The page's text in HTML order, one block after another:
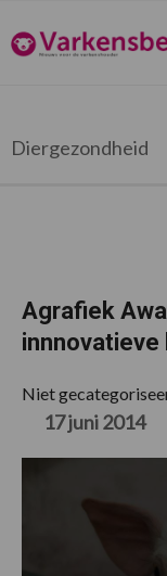
de
hoofdnavigatie
de
hoofd
de
eerste
de
voettekst
Varkensbedrijf.nl
Diergezondheid
Agrafiek
innnovatieve
Niet
17 juni 2014